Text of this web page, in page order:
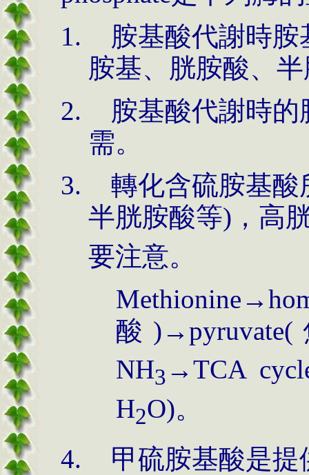
胺基酸代謝時
胺基、胱胺酸、
胺基酸代謝時的
需。
轉化含硫胺基
半胱胺酸等)，高
要注意。
Methionine →
酸) →
NH3 →TCA
H2O)。
甲硫胺基酸是提